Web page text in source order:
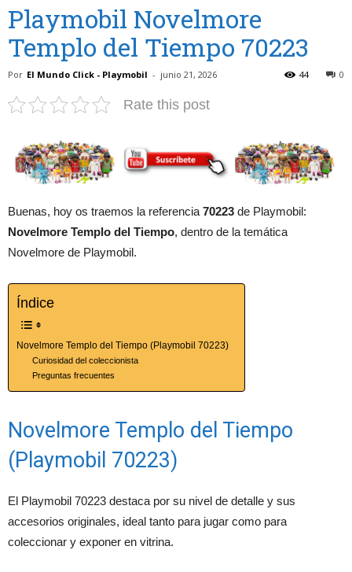
Playmobil Novelmore
Templo del Tiempo 70223
Por El Mundo Click - Playmobil - junio 21, 2026 0
44
Rate this post
Buenas, hoy os traemos la referencia 70223 de Playmobil:
Novelmore Templo del Tiempo, dentro de la temática
Novelmore de Playmobil.
Índice
Novelmore Templo del Tiempo (Playmobil 70223)
Curiosidad del coleccionista
Preguntas frecuentes
Novelmore Templo del Tiempo
(Playmobil 70223)
El Playmobil 70223 destaca por su nivel de detalle y sus
accesorios originales, ideal tanto para jugar como para
coleccionar y exponer en vitrina.